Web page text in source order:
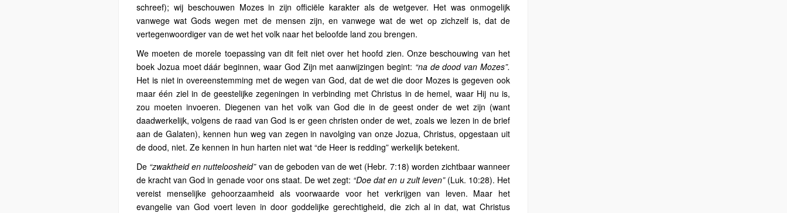
schreef); wij beschouwen Mozes in zijn officiële karakter als de wetgever. Het was onmogelijk
vanwege wat Gods wegen met de mensen zijn, en vanwege wat de wet op zichzelf is, dat de
vertegenwoordiger van de wet het volk naar het beloofde land zou brengen.
We moeten de morele toepassing van dit feit niet over het hoofd zien. Onze beschouwing van het
boek Jozua moet dáár beginnen, waar God Zijn met aanwijzingen begint: “na de dood van Mozes”.
Het is niet in overeenstemming met de wegen van God, dat de wet die door Mozes is gegeven ook
maar één ziel in de geestelijke zegeningen in verbinding met Christus in de hemel, waar Hij nu is,
zou moeten invoeren. Diegenen van het volk van God die in de geest onder de wet zijn (want
daadwerkelijk, volgens de raad van God is er geen christen onder de wet, zoals we lezen in de brief
aan de Galaten), kennen hun weg van zegen in navolging van onze Jozua, Christus, opgestaan uit
de dood, niet. Ze kennen in hun harten niet wat “de Heer is redding” werkelijk betekent.
De “zwaktheid en nutteloosheid”van de geboden van de wet (Hebr. 7:18) worden zichtbaar wanneer
de kracht van God in genade voor ons staat. De wet zegt: “Doe dat en u zult leven”(Luk. 10:28). Het
vereist menselijke gehoorzaamheid als voorwaarde voor het verkrijgen van leven. Maar het
evangelie van God voert leven in door goddelijke gerechtigheid, die zich al in dat, wat Christus